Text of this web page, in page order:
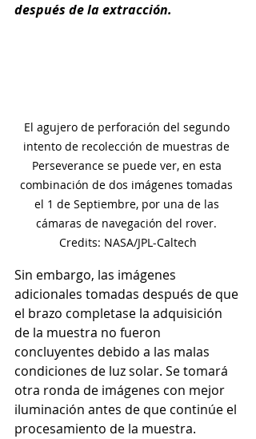
después de la extracción.
El agujero de perforación del segundo
intento de recolección de muestras de
Perseverance se puede ver, en esta
combinación de dos imágenes tomadas
el 1 de Septiembre, por una de las
cámaras de navegación del rover.
Credits: NASA/JPL-Caltech
Sin embargo, las imágenes
adicionales tomadas después de que
el brazo completase la adquisición
de la muestra no fueron
concluyentes debido a las malas
condiciones de luz solar. Se tomará
otra ronda de imágenes con mejor
iluminación antes de que continúe el
procesamiento de la muestra.